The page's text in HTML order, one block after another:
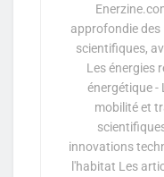
approfondie
scientifiques,
Les énergies
énergétique -
mobilité et
innovations
l'habitat Les